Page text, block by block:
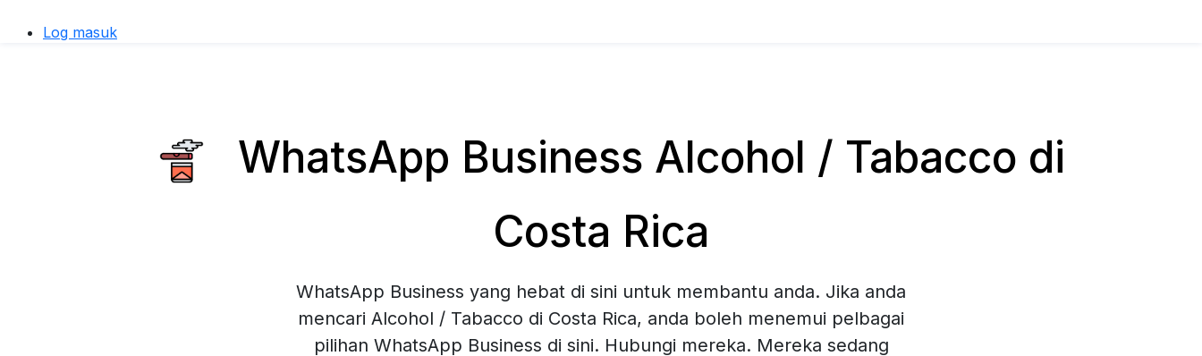
Log masuk
WhatsApp Business Alcohol / Tabacco di
Costa Rica
WhatsApp Business yang hebat di sini untuk membantu anda. Jika anda
mencari Alcohol / Tabacco di Costa Rica, anda boleh menemui pelbagai
pilihan WhatsApp Business di sini. Hubungi mereka. Mereka sedang